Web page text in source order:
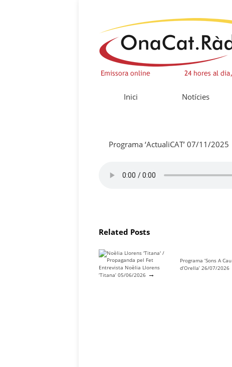
Inici Notícies
Programa ‘ActualiCAT’ 07/11/2025
Related Posts
Entrevista Noèlia Llorens
‘Titana’ 05/06/2026 →
Programa ‘Sons A Cau
d’Orella’ 26/07/2026